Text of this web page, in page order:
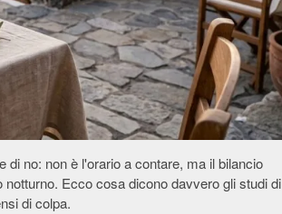
no: non è l'orario a contare, ma il bilancio
Ecco cosa dicono davvero gli studi di
di colpa.